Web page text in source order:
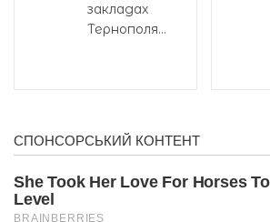
закладах
Тернополя...